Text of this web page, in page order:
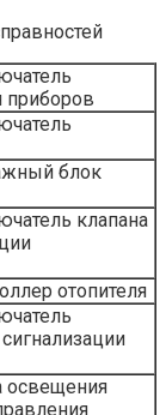
приборов
блок
клапана
отопителя
освещения